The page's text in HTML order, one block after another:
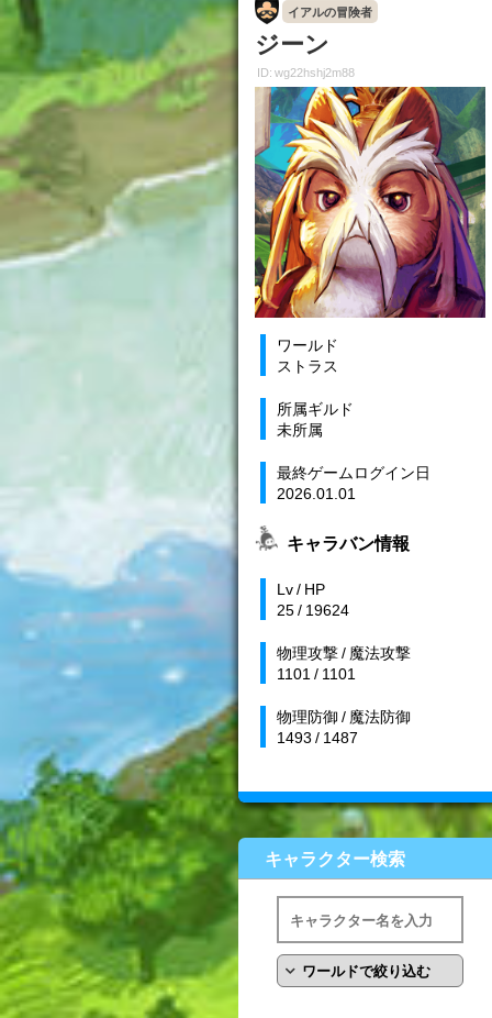
イアルの冒険者
ジーン
ID: wg22hshj2m88
ワールド
ストラス
所属ギルド
未所属
最終ゲームログイン日
2026.01.01
キャラバン情報
Lv / HP
25 / 19624
物理攻撃 / 魔法攻撃
1101 / 1101
物理防御 / 魔法防御
1493 / 1487
キャラクター検索